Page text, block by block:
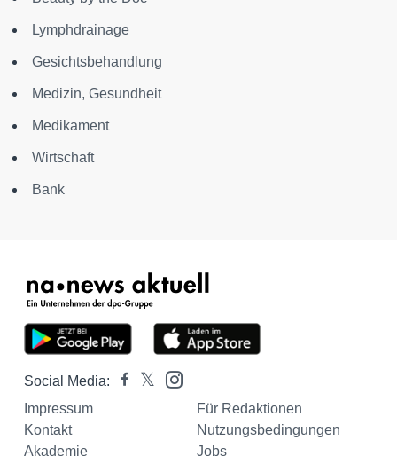
Lymphdrainage
Gesichtsbehandlung
Medizin, Gesundheit
Medikament
Wirtschaft
Bank
Social Media:
Impressum
Für Redaktionen
Kontakt
Nutzungsbedingungen
Akademie
Jobs